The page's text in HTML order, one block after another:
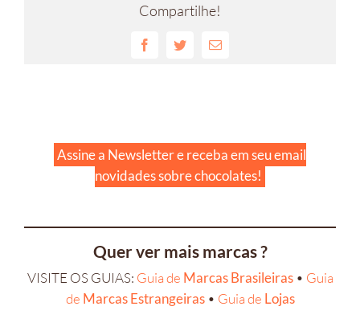
Compartilhe!
FacebookTwitterE-
Assine a Newsletter e receba em seu email
novidades sobre chocolates!
Quer ver mais marcas ?
VISITE OS GUIAS: Guia de Marcas Brasileiras• Guia
de Marcas Estrangeiras• Guia de Lojas